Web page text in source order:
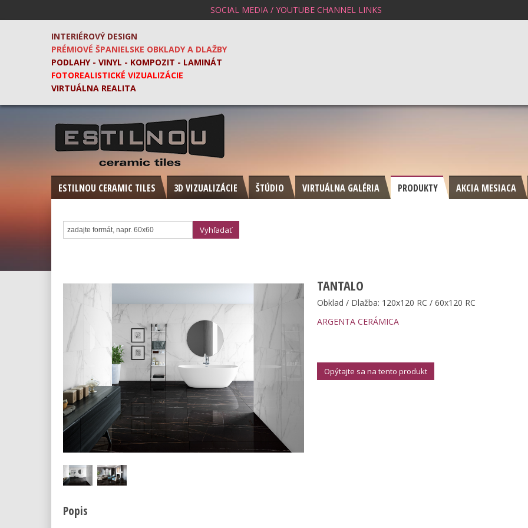
SOCIAL MEDIA / YOUTUBE CHANNEL LINKS
INTERIÉROVÝ DESIGN
PRÉMIOVÉ ŠPANIELSKE OBKLADY A DLAŽBY
PODLAHY - VINYL - KOMPOZIT - LAMINÁT
FOTOREALISTICKÉ VIZUALIZÁCIE
VIRTUÁLNA REALITA
ESTILNOU CERAMIC TILES 3D VIZUALIZÁCIE ŠTÚDIO VIRTUÁLNA GALÉRIA PRODUKTY AKCIA MESIACA
TANTALO
Obklad / Dlažba: 120x120 RC / 60x120 RC
ARGENTA CERÁMICA
Opýtajte sa na tento produkt
Popis